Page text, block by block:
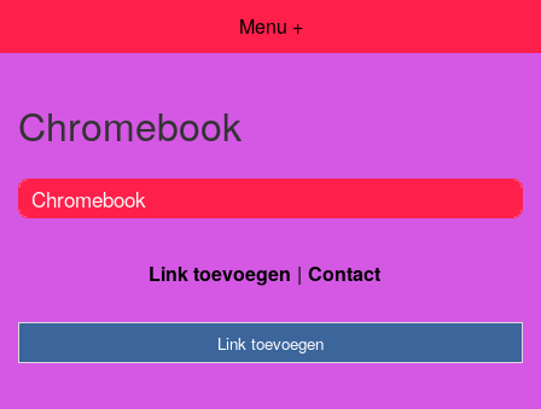
Menu +
Chromebook
Chromebook
Link toevoegen Contact
Link toevoegen